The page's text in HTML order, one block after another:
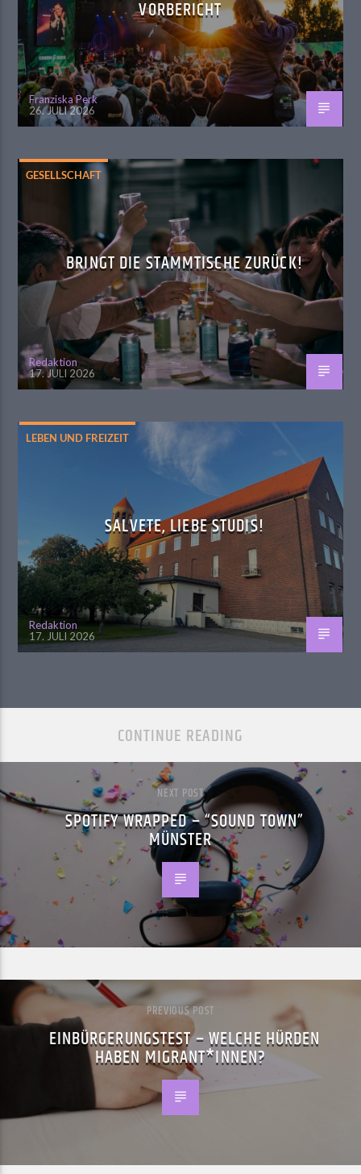
VORBERICHT
Franziska Perk
26. JULI 2026
GESELLSCHAFT
BRINGT DIE STAMMTISCHE ZURÜCK!
Redaktion
17. JULI 2026
LEBEN UND FREIZEIT
SALVETE, LIEBE STUDIS!
Redaktion
17. JULI 2026
CONTINUE READING
NEXT POST
SPOTIFY WRAPPED – “SOUND TOWN”
MÜNSTER
PREVIOUS POST
EINBÜRGERUNGSTEST – WELCHE HÜRDEN
HABEN MIGRANT*INNEN?